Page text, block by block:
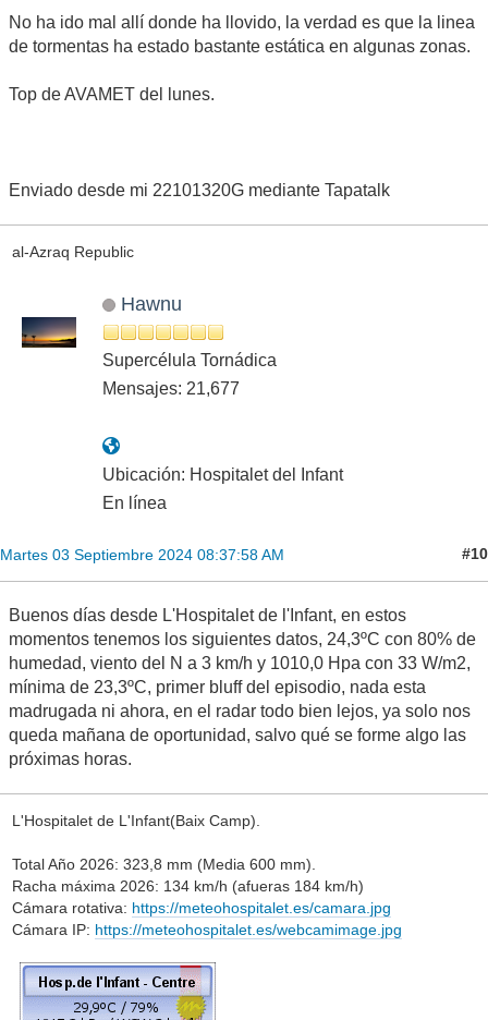
No ha ido mal allí donde ha llovido, la verdad es que la linea
de tormentas ha estado bastante estática en algunas zonas.
Top de AVAMET del lunes.
Enviado desde mi 22101320G mediante Tapatalk
al-Azraq Republic
Hawnu
Supercélula Tornádica
Mensajes: 21,677
Ubicación: Hospitalet del Infant
En línea
Martes 03 Septiembre 2024 08:37:58 AM #10
Buenos días desde L'Hospitalet de l'Infant, en estos
momentos tenemos los siguientes datos, 24,3ºC con 80% de
humedad, viento del N a 3 km/h y 1010,0 Hpa con 33 W/m2,
mínima de 23,3ºC, primer bluff del episodio, nada esta
madrugada ni ahora, en el radar todo bien lejos, ya solo nos
queda mañana de oportunidad, salvo qué se forme algo las
próximas horas.
L'Hospitalet de L'Infant(Baix Camp).
Total Año 2026: 323,8 mm (Media 600 mm).
Racha máxima 2026: 134 km/h (afueras 184 km/h)
Cámara rotativa: https://meteohospitalet.es/camara.jpg
Cámara IP: https://meteohospitalet.es/webcamimage.jpg